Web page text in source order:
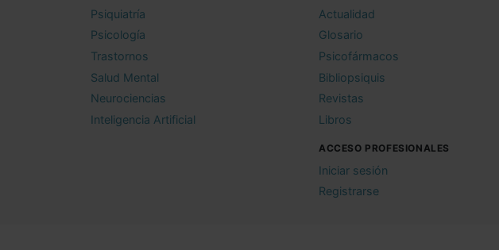
Psiquiatría
Psicología
Trastornos
Salud Mental
Neurociencias
Inteligencia Artificial
Actualidad
Glosario
Psicofármacos
Bibliopsiquis
Revistas
Libros
ACCESO PROFESIONALES
Iniciar sesión
Registrarse